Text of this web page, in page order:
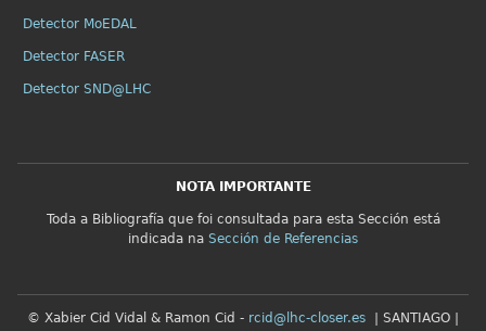
Detector MoEDAL
Detector FASER
Detector SND@LHC
NOTA IMPORTANTE
Toda a Bibliografía que foi consultada para esta Sección está
indicada na Sección de Referencias
© Xabier Cid Vidal & Ramon Cid - rcid@lhc-closer.es | SANTIAGO |